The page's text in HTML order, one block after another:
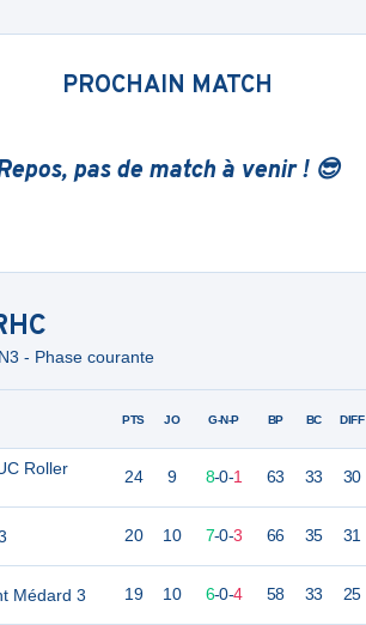
PROCHAIN MATCH
pas de match à venir ! 😎
- Phase courante
Roller
Médard 3
PTS JO G-N-P BP BC DIFF
24 9 8-0-1 63 33 30
20 10 7-0-3 66 35 31
19 10 6-0-4 58 33 25